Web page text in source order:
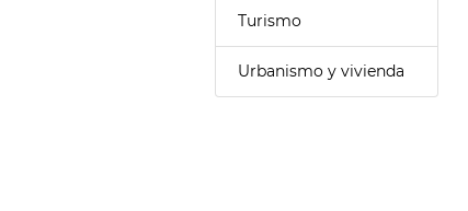
Turismo
Urbanismo y vivienda